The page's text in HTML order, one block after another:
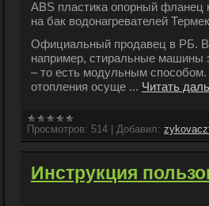
ABS пластика опорный фланец
на бак водонагревателей
Официальный продавец в РБ.
например, стиральные машины
– то есть модульным
отопления осуще ... Читать
Просмотров: 514 Добавил:
Инструкция